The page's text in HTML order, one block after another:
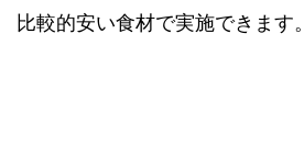
比較的安い食材で実施できます。